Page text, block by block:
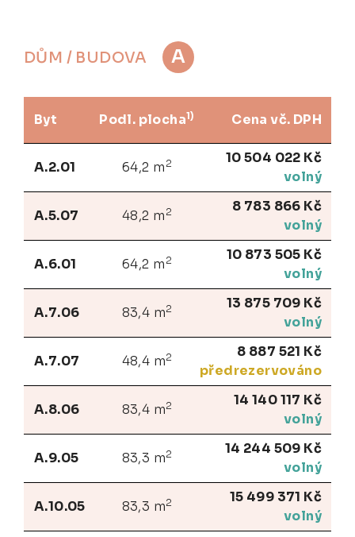
DŮM / BUDOVA A
Byt Podl. plocha1) Cena vč. DPH
A.2.01 64,2 m 2
10 504 022 Kč
volný
A.5.07 48,2 m 2
8 783 866 Kč
volný
A.6.01 64,2 m 2
10 873 505 Kč
volný
A.7.06 83,4 m2
13 875 709 Kč
volný
A.7.07 48,4 m2
8 887 521 Kč
předrezervováno
A.8.06 83,4 m2
14 140 117 Kč
volný
A.9.05 83,3 m2
14 244 509 Kč
volný
A.10.05 83,3 m2
15 499 371 Kč
volný